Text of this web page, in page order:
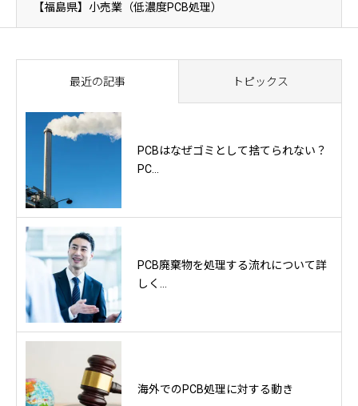
【福島県】小売業（低濃度PCB処理）
最近の記事 トピックス
PCBはなぜゴミとして捨てられない？
PC...
PCB廃棄物を処理する流れについて詳
しく...
海外でのPCB処理に対する動き